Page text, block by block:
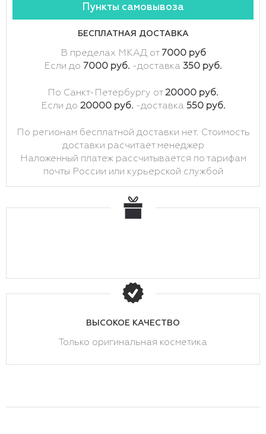
Пункты самовывоза
БЕСПЛАТНАЯ ДОСТАВКА
В пределах МКАД от 7000 руб
Если до 7000 руб. -доставка 350 руб.
По Санкт-Петербургу от20000 руб.
Если до 20000 руб. -доставка 550 руб.
По регионам бесплатной доставки нет. Стоимость
доставки расчитает менеджер
Наложенный платеж рассчитывается по тарифам
почты России или курьерской службой
ВЫСОКОЕ КАЧЕСТВО
Только оригинальная косметика